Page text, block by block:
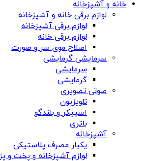
خانه و آشپزخانه
لوازم برقی خانه و آشپزخانه
لوازم برقی آشپزخانه
لوازم برقی خانه
اصلاح موی سر و صورت
سرمایشی گرمایشی
سرمایشی
گرمایشی
صوتی تصویری
تلویزیون
اسپیکر و بلندگو
باتری
آشپزخانه
یکبار مصرف پلاستیکی
لوازم آشپزخانه و پخت و پز